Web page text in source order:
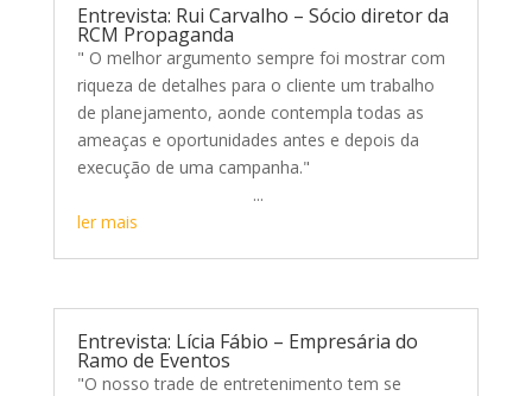
Entrevista: Rui Carvalho – Sócio diretor da
RCM Propaganda
" O melhor argumento sempre foi mostrar com
riqueza de detalhes para o cliente um trabalho
de planejamento, aonde contempla todas as
ameaças e oportunidades antes e depois da
execução de uma campanha."
...
ler mais
Entrevista: Lícia Fábio – Empresária do
Ramo de Eventos
"O nosso trade de entretenimento tem se